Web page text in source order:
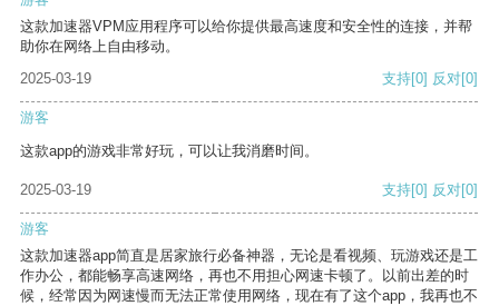
这款加速器VPM应用程序可以给你提供最高速度和安全性的连接，并帮
助你在网络上自由移动。
2025-03-19
支持[0] 反对[0]
游客
这款app的游戏非常好玩，可以让我消磨时间。
2025-03-19 支持[0] 反对[0]
游客
这款加速器app简直是居家旅行必备神器，无论是看视频、玩游戏还是工
作办公，都能畅享高速网络，再也不用担心网速卡顿了。以前出差的时
候，经常因为网速慢而无法正常使用网络，现在有了这个app，我再也不